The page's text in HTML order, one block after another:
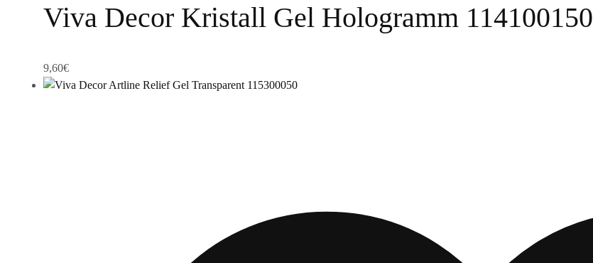
Viva Decor Kristall Gel Hologramm 114100150
9,60€